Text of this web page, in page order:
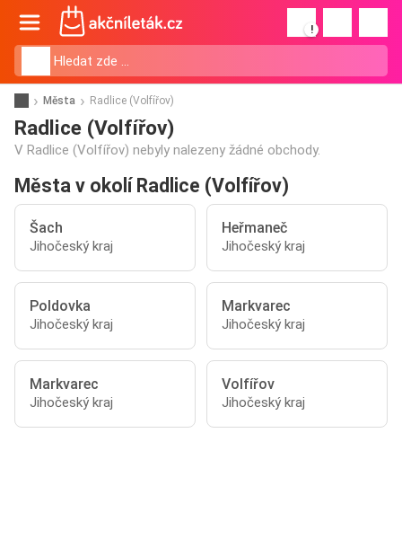
!
Města Radlice (Volfířov)
Radlice (Volfířov)
V Radlice (Volfířov) nebyly nalezeny žádné obchody.
Města v okolí Radlice (Volfířov)
Šach
Jihočeský kraj
Heřmaneč
Jihočeský kraj
Poldovka
Jihočeský kraj
Markvarec
Jihočeský kraj
Markvarec
Jihočeský kraj
Volfířov
Jihočeský kraj